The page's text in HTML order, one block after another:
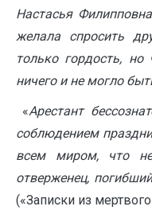
Настасья
желала спросить
только гордость, но
ничего и не могло
«Арестант
соблюдением
всем миром, что
отверженец,
(«Записки из